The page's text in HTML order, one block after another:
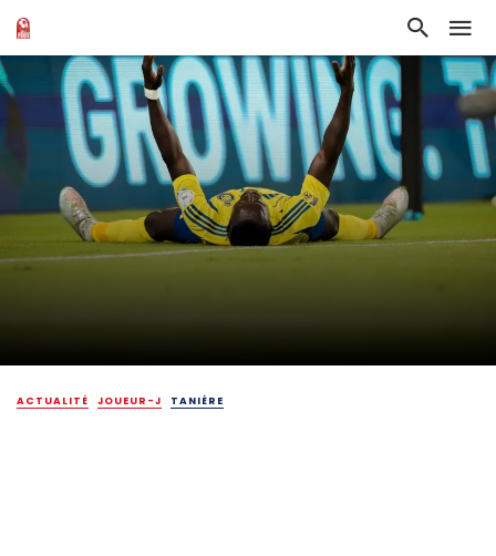
ACTUALITÉ JOUEUR-J TANIÈRE